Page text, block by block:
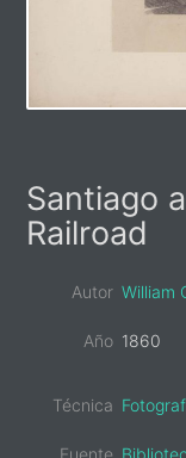
Primary
Sidebar
Santiago
Railroad
Autor William
Año 1860
Técnica
Fuente